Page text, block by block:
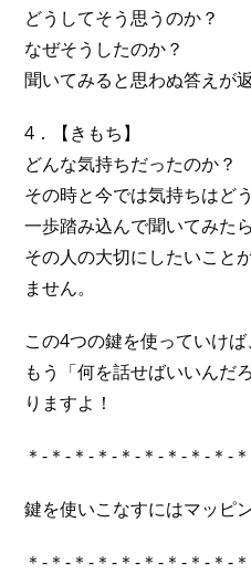
どうしてそう思うのか？
なぜそうしたのか？
聞いてみると思わぬ答えが
4．【きもち】
どんな気持ちだったのか？
その時と今では気持ちはど
一歩踏み込んで聞いてみたら
その人の大切にしたいこと
ません。
この4つの鍵を使っていけば
もう「何を話せばいいんだ
りますよ！
＊-＊-＊-＊-＊-＊-＊-＊-＊-
鍵を使いこなすにはマッピ
＊-＊-＊-＊-＊-＊-＊-＊-＊-